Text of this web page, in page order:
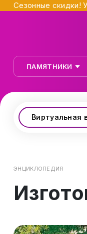
Сезонные скидки!
ПАМЯТНИКИ
Виртуальная
ЭНЦИКЛОПЕДИЯ